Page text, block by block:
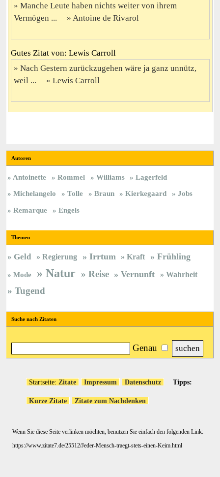
Manche Leute haben nichts weiter von ihrem
Vermögen ...
Antoine de Rivarol
Gutes Zitat von: Lewis Carroll
Nach Gestern zurückzugehen wäre ja ganz unnütz,
weil ...
Lewis Carroll
Autoren
Antoinette Rommel Williams
Lagerfeld
Michelangelo
Tolle Braun Kierkegaard
Jobs
Remarque
Engels
Themen
Geld Regierung Irrtum Kraft Frühling
Mode Natur Reise Vernunft Wahrheit
Tugend
Suche nach Zitaten
Genau
Startseite: Zitate Impressum Datenschutz Tipps:
Kurze Zitate Zitate zum Nachdenken
Wenn Sie diese Seite verlinken möchten, benutzen Sie einfach den folgenden Link:
https://www.zitate7.de/25512/Jeder-Mensch-traegt-stets-einen-Keim.html